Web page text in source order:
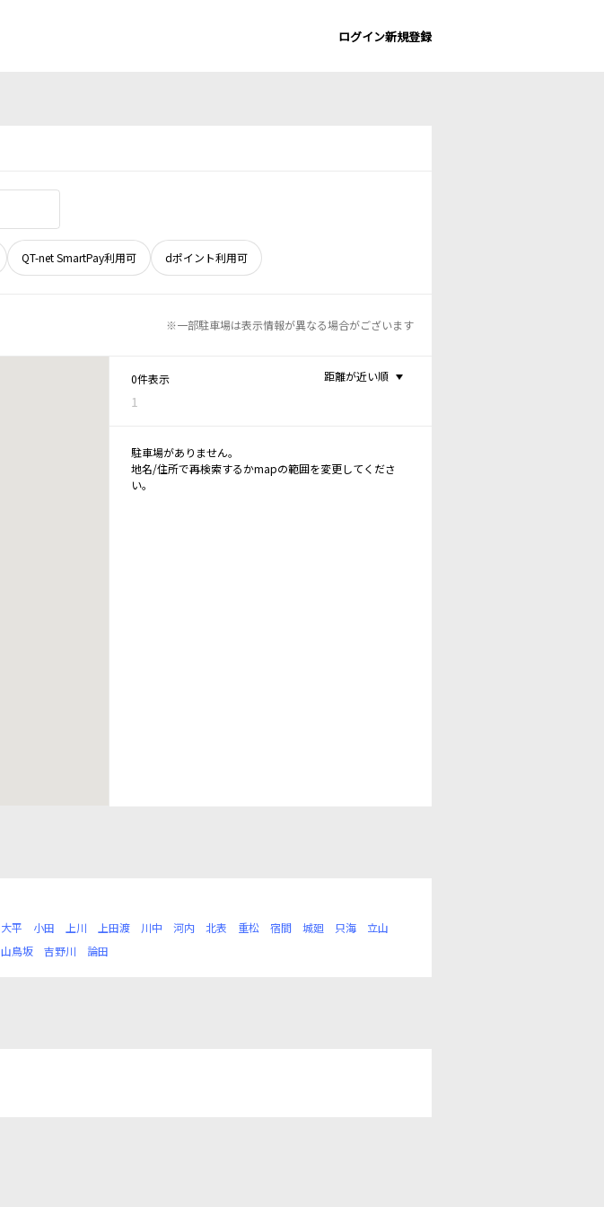
ログイン新規登録
QT-net SmartPay利用可 dポイント利用可
※一部駐車場は表示情報が異なる場合がございます
0件表示
1
距離が近い順
駐車場がありません。
地名/住所で再検索するかmapの範囲を変更してくださ
い。
大平 小田 上川 上田渡 川中 河内 北表 重松 宿間 城廻 只海
立山
山鳥坂 吉野川 論田